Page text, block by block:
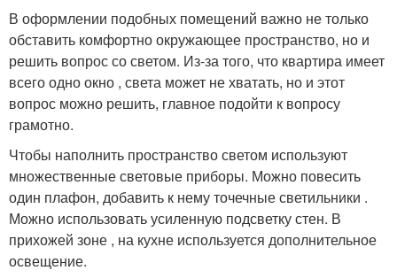
В оформлении подобных помещений важно не только
обставить комфортно окружающее пространство, но и
решить вопрос со светом. Из-за того, что квартира имеет
всего одно окно , света может не хватать, но и этот
вопрос можно решить, главное подойти к вопросу
грамотно.
Чтобы наполнить пространство светом используют
множественные световые приборы. Можно повесить
один плафон, добавить к нему точечные светильники .
Можно использовать усиленную подсветку стен. В
прихожей зоне , на кухне используется дополнительное
освещение.